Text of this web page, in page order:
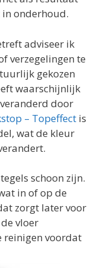
onderhoud.
adviseer ik
verzegelingen te
gekozen
waarschijnlijk
door
– Topeffect is
wat de kleur
schoon zijn.
in of op de
zorgt later voor
vloer
reinigen voordat